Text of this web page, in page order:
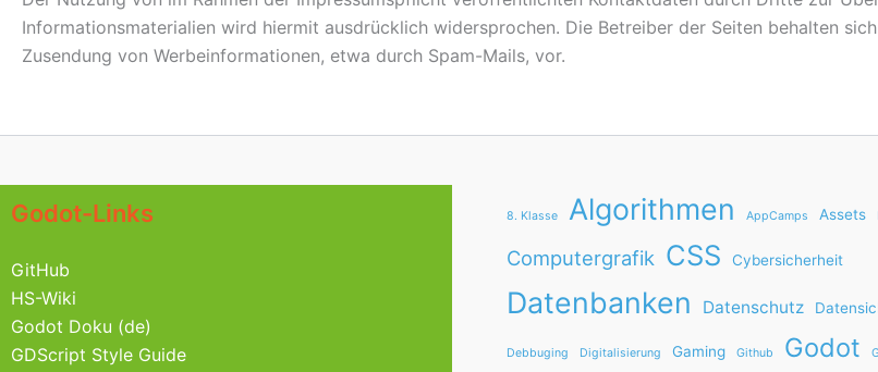
Informationsmaterialien wird hiermit ausdrücklich widersprochen. Die Betreiber der Seiten behalten
Zusendung von Werbeinformationen, etwa durch Spam-Mails, vor.
Godot-Links
GitHub
HS-Wiki
Godot Doku (de)
GDScript Style Guide
8. Klasse Algorithmen AppCamps Assets
Computergrafik CSS Cybersicherheit
Datenbanken Datenschutz
Debbuging Digitalisierung Gaming Github Godot